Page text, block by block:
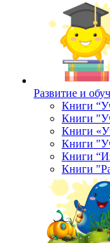
Развитие и
Книги
Книги
Книги
Книги
Книги
Книги